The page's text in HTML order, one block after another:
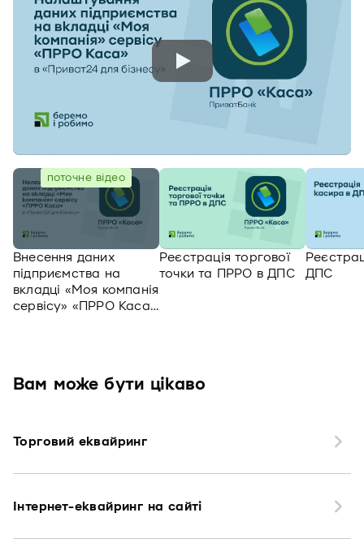
поточне відео
Внесення даних
підприємства на
вкладці «Моя компанія
сервісу» «ПРРО Каса»
Реєстрація торгової
точки та ПРРО в ДПС
ДПС
Вам може бути цікаво
Торговий еквайринг
Інтернет-еквайринг на сайті